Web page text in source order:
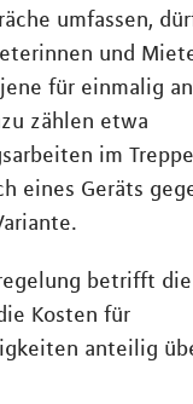
umfassen,
und
für einmalig
zählen etwa
im
eines Geräts
betrifft
Kosten für
anteilig